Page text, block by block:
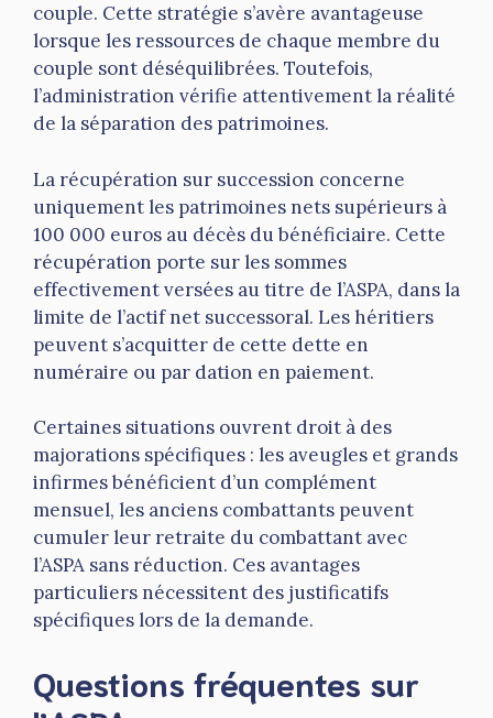
couple. Cette stratégie s’avère avantageuse
lorsque les ressources de chaque membre du
couple sont déséquilibrées. Toutefois,
l’administration vérifie attentivement la réalité
de la séparation des patrimoines.
La récupération sur succession concerne
uniquement les patrimoines nets supérieurs à
100 000 euros au décès du bénéficiaire. Cette
récupération porte sur les sommes
effectivement versées au titre de l’ASPA, dans la
limite de l’actif net successoral. Les héritiers
peuvent s’acquitter de cette dette en
numéraire ou par dation en paiement.
Certaines situations ouvrent droit à des
majorations spécifiques : les aveugles et grands
infirmes bénéficient d’un complément
mensuel, les anciens combattants peuvent
cumuler leur retraite du combattant avec
l’ASPA sans réduction. Ces avantages
particuliers nécessitent des justificatifs
spécifiques lors de la demande.
Questions fréquentes sur